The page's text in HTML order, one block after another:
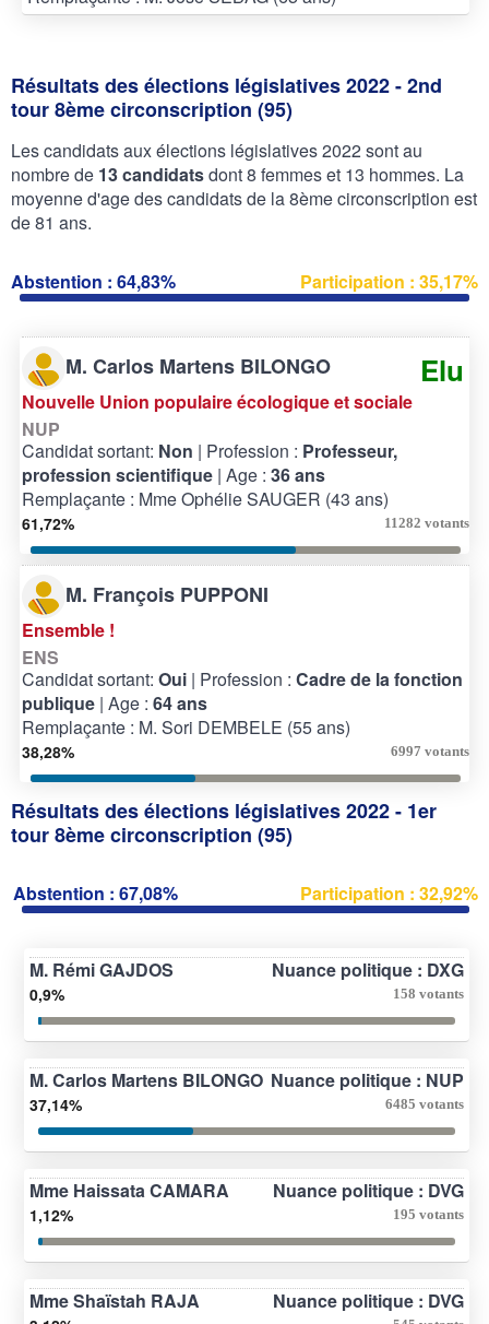
Résultats des élections législatives 2022 - 2nd
tour 8ème circonscription (95)
Les candidats aux élections législatives 2022 sont au
nombre de 13 candidatsdont 8 femmes et 13 hommes. La
moyenne d'age des candidats de la 8ème circonscription est
de 81 ans.
Abstention : 64,83% Participation : 35,17%
M. Carlos Martens BILONGO Elu
Nouvelle Union populaire écologique et sociale
NUP
Candidat sortant: Non | Profession : Professeur,
profession scientifique | Age : 36 ans
Remplaçante : Mme Ophélie SAUGER (43 ans)
61,72% 11282 votants
M. François PUPPONI
Ensemble !
ENS
Candidat sortant: Oui | Profession : Cadre de la fonction
publique | Age : 64 ans
Remplaçante : M. Sori DEMBELE (55 ans)
38,28% 6997 votants
Résultats des élections législatives 2022 - 1er
tour 8ème circonscription (95)
Abstention : 67,08% Participation : 32,92%
M. Rémi GAJDOS Nuance politique : DXG
0,9% 158 votants
M. Carlos Martens BILONGO Nuance politique : NUP
37,14% 6485 votants
Mme Haissata CAMARA Nuance politique : DVG
1,12% 195 votants
Mme Shaïstah RAJA Nuance politique : DVG